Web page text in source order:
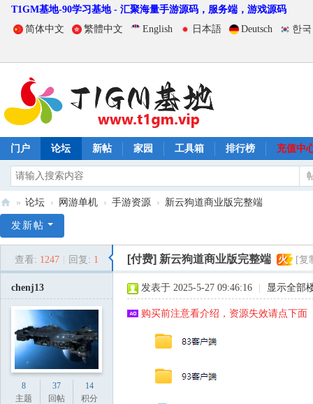
T1GM基地-90学习基地 - 汇聚海量手游源码，服务端，游戏源码
简体中文
繁體中文 English 日本語 Deutsch 한
门户 论坛 新帖 家园 工具箱 排行榜 充值中
1
» 论坛 › 网游单机 › 手游资源 › 新云狗道商业版完整端
发新帖
查看: 1247 回复: 1 [付费] 新云狗道商业版完整端 火 [复
chenj13
8
主题
37
回帖
14
积分
发表于 2025-5-27 09:46:16 显示全部
购买前注意看介绍，资源失效请点下